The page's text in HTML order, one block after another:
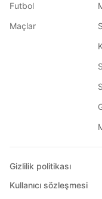
Futbol
Maçlar
Gizlilik politikası
Kullanıcı sözleşmesi